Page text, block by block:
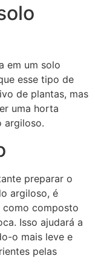
em um solo
esse tipo de
de plantas, mas
uma horta
argiloso.
preparar o
argiloso, é
como composto
Isso ajudará a
o mais leve e
pelas